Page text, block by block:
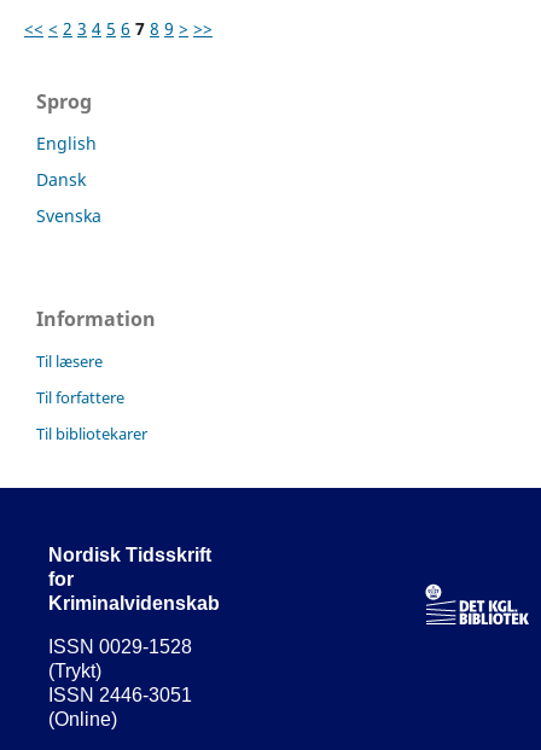
<< < 2 3 4 5 6 7 8 9 > >>
Sprog
English
Dansk
Svenska
Information
Til læsere
Til forfattere
Til bibliotekarer
Nordisk Tidsskrift
for
Kriminalvidenskab
ISSN 0029-1528
(Trykt)
ISSN 2446-3051
(Online)